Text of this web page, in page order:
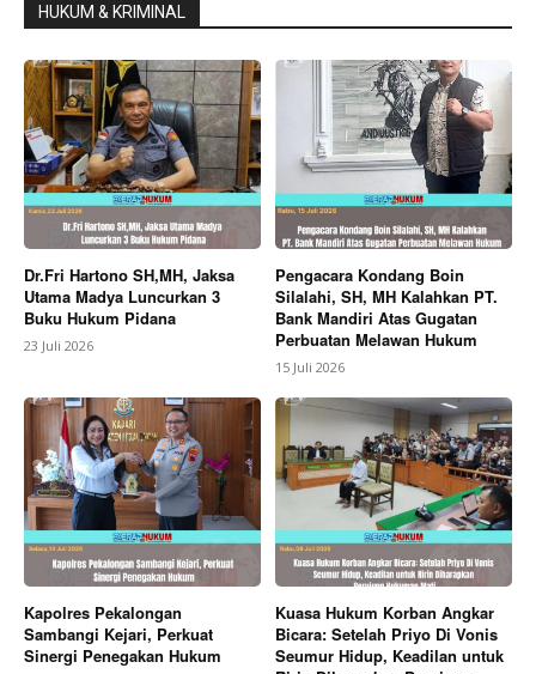
HUKUM & KRIMINAL
Dr.Fri Hartono SH,MH, Jaksa
Utama Madya Luncurkan 3
Buku Hukum Pidana
23 Juli 2026
Pengacara Kondang Boin
Silalahi, SH, MH Kalahkan PT.
Bank Mandiri Atas Gugatan
Perbuatan Melawan Hukum
15 Juli 2026
Kapolres Pekalongan
Sambangi Kejari, Perkuat
Sinergi Penegakan Hukum
Kuasa Hukum Korban Angkar
Bicara: Setelah Priyo Di Vonis
Seumur Hidup, Keadilan untuk